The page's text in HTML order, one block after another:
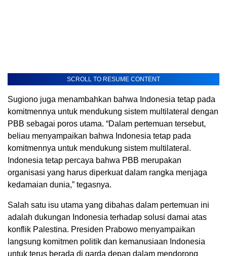
SCROLL TO RESUME CONTENT
Sugiono juga menambahkan bahwa Indonesia tetap pada
komitmennya untuk mendukung sistem multilateral dengan
PBB sebagai poros utama. “Dalam pertemuan tersebut,
beliau menyampaikan bahwa Indonesia tetap pada
komitmennya untuk mendukung sistem multilateral.
Indonesia tetap percaya bahwa PBB merupakan
organisasi yang harus diperkuat dalam rangka menjaga
kedamaian dunia,” tegasnya.
Salah satu isu utama yang dibahas dalam pertemuan ini
adalah dukungan Indonesia terhadap solusi damai atas
konflik Palestina. Presiden Prabowo menyampaikan
langsung komitmen politik dan kemanusiaan Indonesia
untuk terus berada di garda depan dalam mendorong